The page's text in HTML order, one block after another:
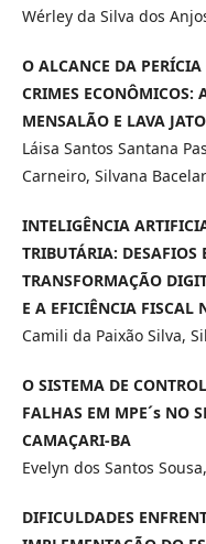
Wérley da Silva dos
O ALCANCE DA
CRIMES ECONÔMICOS:
MENSALÃO E LAVA JATO
Láisa Santos Santana
Carneiro, Silvana Bacelar
INTELIGÊNCIA
TRIBUTÁRIA: DESAFIOS
TRANSFORMAÇÃO
E A EFICIÊNCIA FISCAL
Camili da Paixão Silva,
O SISTEMA DE
FALHAS EM MPE´s NO
CAMAÇARI-BA
Evelyn dos Santos
DIFICULDADES